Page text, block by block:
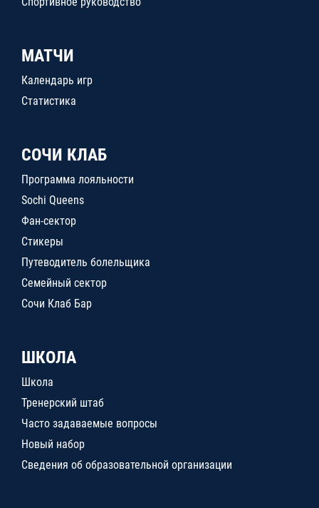
МАТЧИ
Календарь игр
Статистика
СОЧИ КЛАБ
Программа лояльности
Sochi Queens
Фан-сектор
Стикеры
Путеводитель болельщика
Семейный сектор
Сочи Клаб Бар
ШКОЛА
Школа
Тренерский штаб
Часто задаваемые вопросы
Новый набор
Сведения об образовательной организации